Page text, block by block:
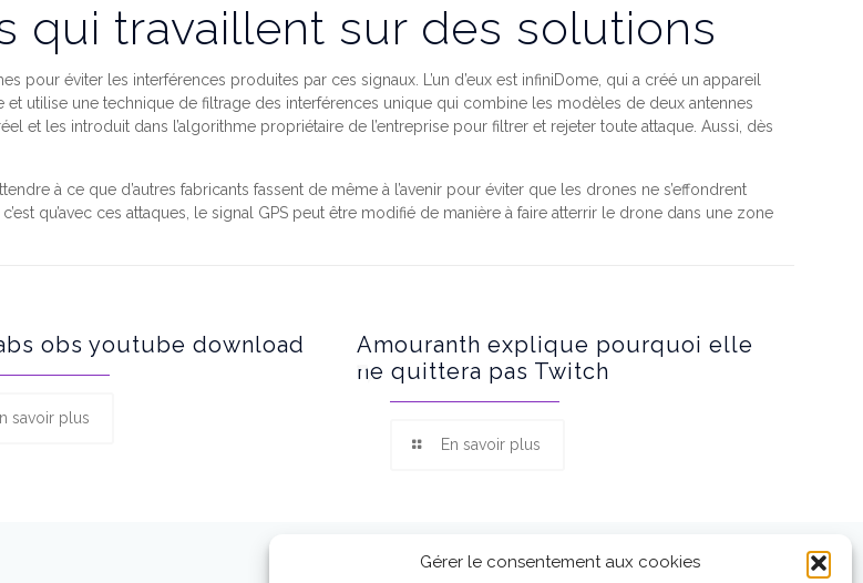
Gérer le consentement aux cookies
qui travaillent sur des solutions
éviter les interférences produites par ces signaux. L’un d’eux est infiniDome, qui a créé un appareil
et utilise une technique de filtrage des interférences unique qui combine les modèles de deux antennes
et les introduit dans l’algorithme propriétaire de l’entreprise pour filtrer et rejeter toute attaque. Aussi, dès
à ce que d’autres fabricants fassent de même à l’avenir pour éviter que les drones ne s’effondrent
qu’avec ces attaques, le signal GPS peut être modifié de manière à faire atterrir le drone dans une zone
obs youtube download
savoir plus
Amouranth explique pourquoi elle
ne quittera pas Twitch
En savoir plus